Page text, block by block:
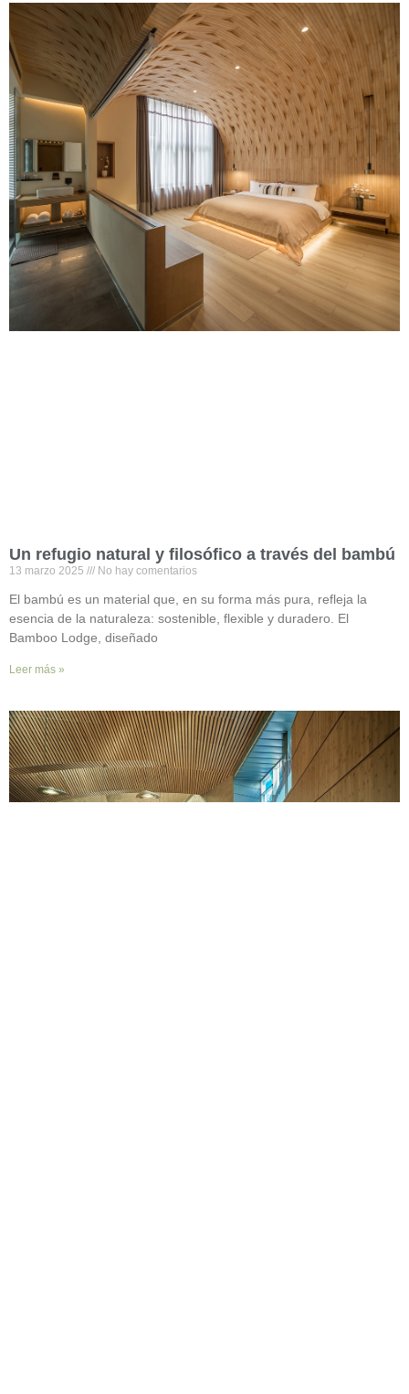
Un refugio natural y filosófico a través del bambú
13 marzo 2025 No hay comentarios
El bambú es un material que, en su forma más pura, refleja la
esencia de la naturaleza: sostenible, flexible y duradero. El
Bamboo Lodge, diseñado
Leer más »